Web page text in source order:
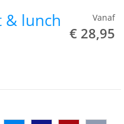
lunch Vanaf
€ 28,95